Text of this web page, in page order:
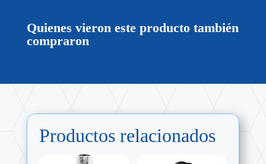
Quienes vieron este producto también
compraron
Productos relacionados